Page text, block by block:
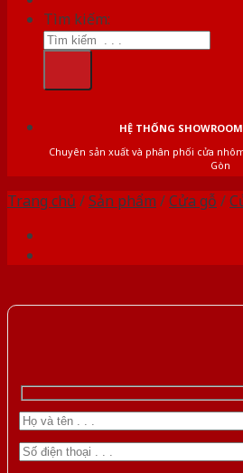
Tìm kiếm:
HỆ THỐNG
Chuyên sản xuất và phân phối cửa
Gòn
Trang chủ /Sản phẩm /Cửa gỗ /